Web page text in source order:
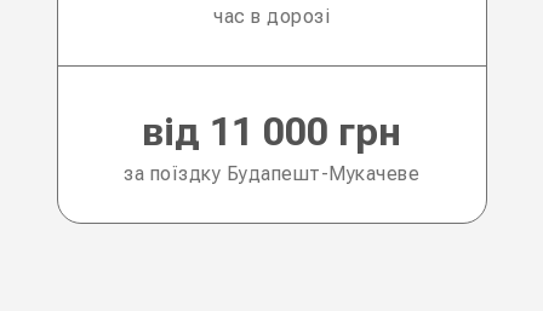
час в дорозі
за поїздку Будапешт-Мукачеве
від 11 000 грн